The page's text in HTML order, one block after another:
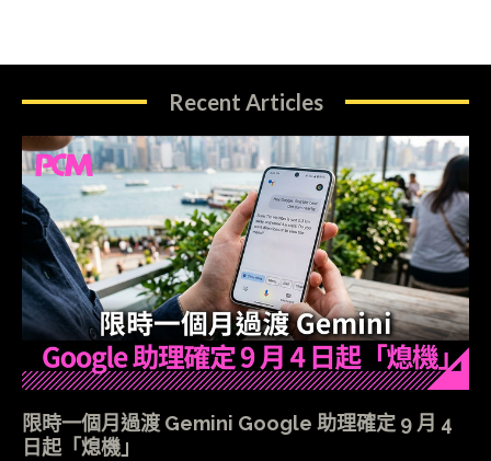
Recent Articles
限時一個月過渡 Gemini Google 助理確定 9 月 4
日起「熄機」